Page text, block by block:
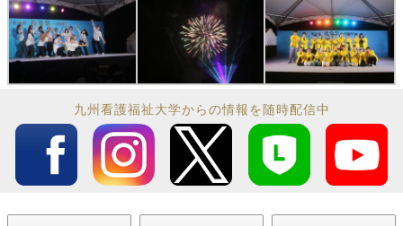
九州看護福祉大学からの情報を随時配信中